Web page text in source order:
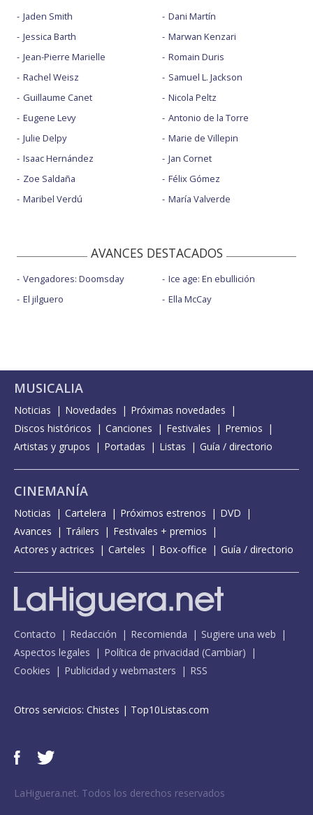
Jaden Smith
Jessica Barth
Jean-Pierre Marielle
Rachel Weisz
Guillaume Canet
Eugene Levy
Julie Delpy
Isaac Hernández
Zoe Saldaña
Maribel Verdú
Dani Martín
Marwan Kenzari
Romain Duris
Samuel L. Jackson
Nicola Peltz
Antonio de la Torre
Marie de Villepin
Jan Cornet
Félix Gómez
María Valverde
AVANCES DESTACADOS
Vengadores: Doomsday
El jilguero
Ice age: En ebullición
Ella McCay
MUSICALIA
Noticias Novedades
Próximas novedades
Discos históricos
Canciones Festivales
Premios
Artistas y grupos
Portadas Listas Guía / directorio
CINEMANÍA
Noticias Cartelera Próximos estrenos
DVD
Avances
Tráilers
Festivales + premios
Actores y actrices
Carteles Box-office Guía / directorio
Contacto Redacción Recomienda
Sugiere una web
Aspectos legales
Política de privacidad (Cambiar)
Cookies
Publicidad y webmasters RSS
Otros servicios: Chistes | Top10Listas.com
LaHiguera.net. Todos los derechos reservados